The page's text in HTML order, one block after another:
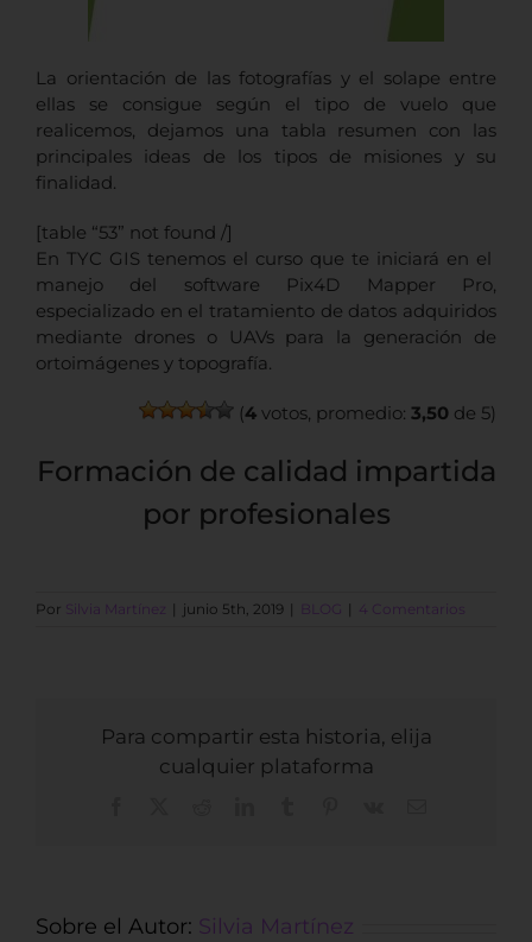
La orientación de las fotografías y el solape entre
ellas se consigue según el tipo de vuelo que
realicemos, dejamos una tabla resumen con las
principales ideas de los tipos de misiones y su
finalidad.
[table “53” not found /]
En TYC GIS tenemos el curso que te iniciará en el
manejo del software Pix4D Mapper Pro,
especializado en el tratamiento de datos adquiridos
mediante drones o UAVs para la generación de
ortoimágenes y topografía.
(4 votos, promedio: 3,50 de 5)
Formación de calidad impartida
por profesionales
Por Silvia Martínez | junio 5th, 2019 | BLOG | 4 Comentarios
Para compartir esta historia, elija
cualquier plataforma
Sobre el Autor: Silvia Martínez